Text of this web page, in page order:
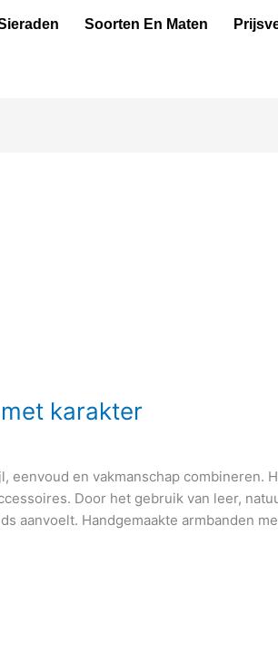
Soorten En Maten
karakter
eenvoud en vakmanschap combineren.
Door het gebruik van leer,
aanvoelt. Handgemaakte armbanden